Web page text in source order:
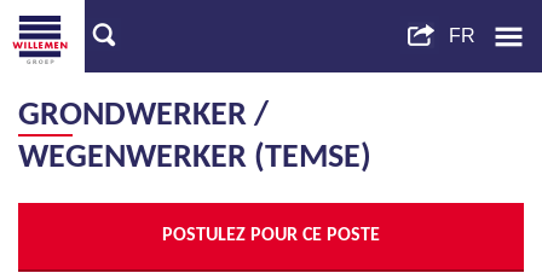
GRONDWERKER /
WEGENWERKER (TEMSE)
POSTULEZ POUR CE POSTE